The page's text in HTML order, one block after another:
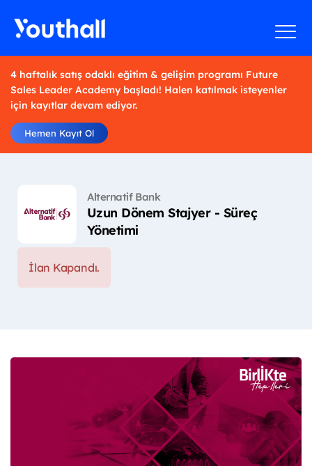
4 haftalık satış odaklı eğitim & gelişim programı Future
Sales Leader Academy başladı! Halen katılmak isteyenler
için kayıtlar devam ediyor.
Hemen Kayıt Ol
Alternatif Bank
Uzun Dönem Stajyer - Süreç
Yönetimi
İlan Kapandı.